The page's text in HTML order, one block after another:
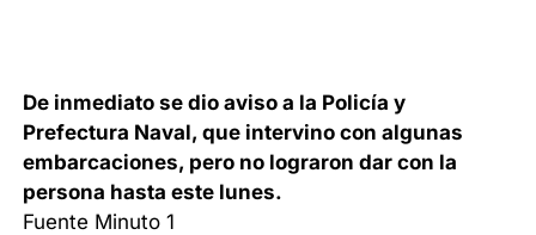
De inmediato se dio aviso a la Policía y
Prefectura Naval, que intervino con algunas
embarcaciones, pero no lograron dar con la
persona hasta este lunes.
Fuente Minuto 1